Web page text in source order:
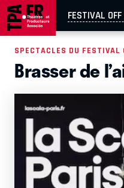
FESTIVAL
AIX-MARSEILLE AURAY
EN TOURNÉE
SPECTACLES DU FESTIVAL
Brasser de